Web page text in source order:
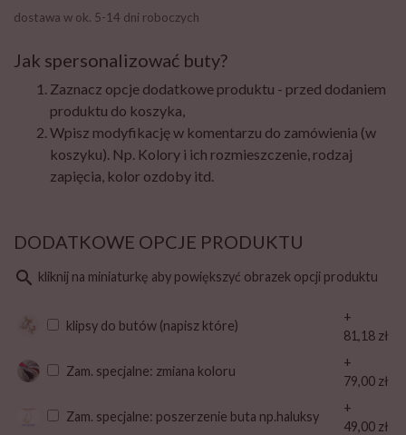
dostawa w ok. 5-14 dni roboczych
Jak spersonalizować buty?
Zaznacz opcje dodatkowe produktu - przed dodaniem
produktu do koszyka,
Wpisz modyfikację w komentarzu do zamówienia (w
koszyku). Np. Kolory i ich rozmieszczenie, rodzaj
zapięcia, kolor ozdoby itd.
DODATKOWE OPCJE PRODUKTU
search kliknij na miniaturkę aby powiększyć obrazek opcji produktu
klipsy do butów (napisz które)
+
81,18 zł
Zam. specjalne: zmiana koloru
+
79,00 zł
Zam. specjalne: poszerzenie buta np.haluksy
+
49,00 zł